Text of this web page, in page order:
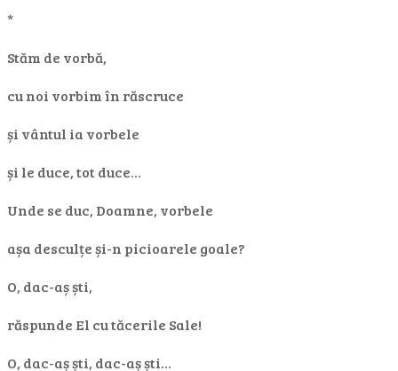
*
Stăm de vorbă,
cu noi vorbim în răscruce
și vântul ia vorbele
și le duce, tot duce…
Unde se duc, Doamne, vorbele
așa desculțe și-n picioarele goale?
O, dac-aș ști,
răspunde El cu tăcerile Sale!
O, dac-aș ști, dac-aș ști…